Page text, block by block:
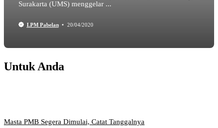
Surakarta (UMS) menggelar ...
LPM Pabelan 20/04/2020
Untuk Anda
Masta PMB Segera Dimulai, Catat Tanggalnya